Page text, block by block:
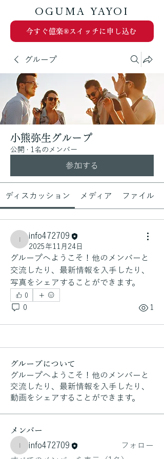
OGUMA YAYOI
今すぐ億楽®︎スイッチに申し込む
グループ
小熊弥生グループ
公開 · 1名のメンバー
参加する
ディスカッション メディア ファイル
info472709
info472709
2025年11月24日
グループへようこそ！他のメンバーと
交流したり、最新情報を入手したり、
写真をシェアすることができます。
0
0 1
グループについて
グループへようこそ！他のメンバーと
交流したり、最新情報を入手したり、
動画をシェアすることができます。
メンバー
info472709
info472709
フォロー